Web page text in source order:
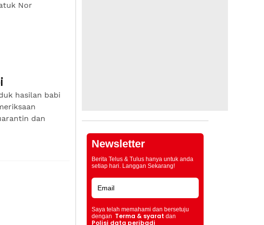
Nor
hasilan babi
dan
Newsletter
Berita Telus & Tulus hanya untuk anda
setiap hari. Langgan Sekarang!
Saya telah memahami dan bersetuju
dengan Terma & syarat dan
Polisi data peribadi